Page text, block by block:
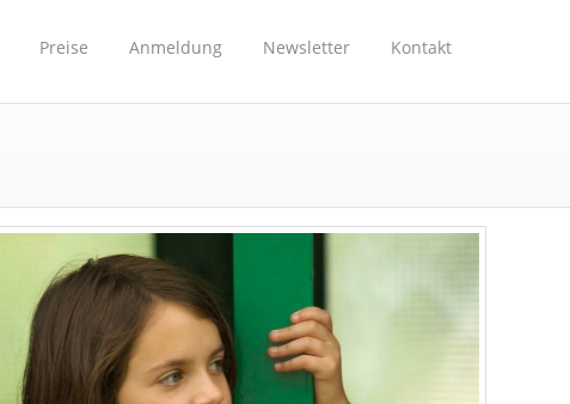
Preise Anmeldung Newsletter Kontakt